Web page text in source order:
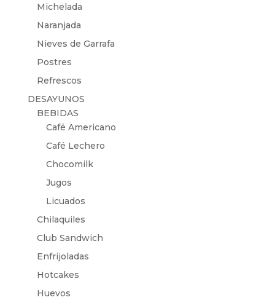
Michelada
Naranjada
Nieves de Garrafa
Postres
Refrescos
DESAYUNOS
BEBIDAS
Café Americano
Café Lechero
Chocomilk
Jugos
Licuados
Chilaquiles
Club Sandwich
Enfrijoladas
Hotcakes
Huevos